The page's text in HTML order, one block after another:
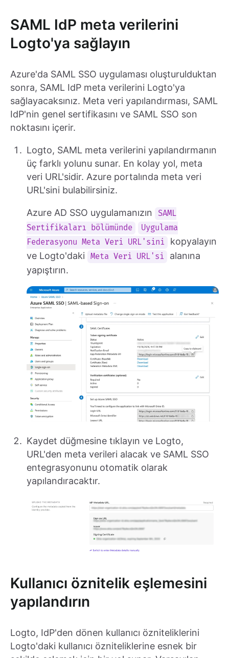
SAML IdP meta verilerini
Logto'ya sağlayın
Azure'da SAML SSO uygulaması oluşturulduktan
sonra, SAML IdP meta verilerini Logto'ya
sağlayacaksınız. Meta veri yapılandırması, SAML
IdP'nin genel sertifikasını ve SAML SSO son
noktasını içerir.
Logto, SAML meta verilerini yapılandırmanın
üç farklı yolunu sunar. En kolay yol, meta
veri URL'sidir. Azure portalında meta veri
URL'sini bulabilirsiniz.
Azure AD SSO uygulamanızın
SAML
Sertifikaları bölümünde
Uygulama
Federasyonu Meta Veri URL'sini
kopyalayın
ve Logto'daki
Meta Veri URL'si
alanına
yapıştırın.
Kaydet düğmesine tıklayın ve Logto,
URL'den meta verileri alacak ve SAML SSO
entegrasyonunu otomatik olarak
yapılandıracaktır.
Kullanıcı öznitelik eşlemesini
yapılandırın
Logto, IdP'den dönen kullanıcı özniteliklerini
Logto'daki kullanıcı özniteliklerine esnek bir